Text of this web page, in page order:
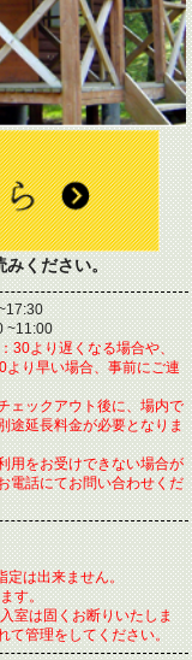
みください。
~11:00
より遅くなる場合や、
より早い場合、事前にご連
ックアウト後に、場内で
途延長料金が必要となりま
をお受けできない場合が
電話にてお問い合わせくだ
定は出来ません。
す。
室は固くお断りいたしま
て管理をしてください。